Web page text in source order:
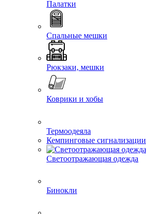
Палатки
Спальные мешки
Рюкзаки, мешки
Коврики и хобы
Термоодеяла
Кемпинговые сигнализации
Светоотражающая одежда
Бинокли